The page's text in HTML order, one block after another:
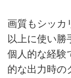
画質もシッカ
以上に使い勝
個人的な経験
的な出力時の